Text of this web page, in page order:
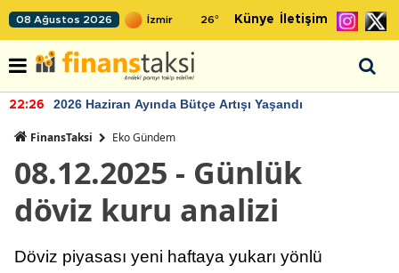
08 Ağustos 2026 26° Künye İletişim
22:26 2026 Haziran Ayında Bütçe Artışı Yaşandı
FinansTaksi Eko Gündem
08.12.2025 - Günlük
döviz kuru analizi
Döviz piyasası yeni haftaya yukarı yönlü